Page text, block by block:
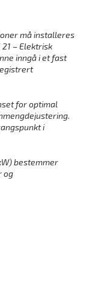
må installeres
– Elektrisk
inngå i et fast
for optimal
i
bestemmer
og